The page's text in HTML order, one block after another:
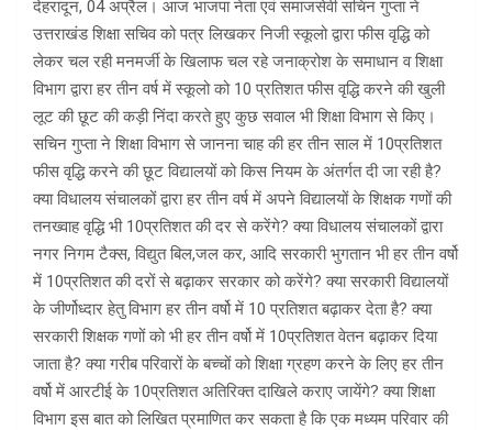
देहरादून, 04 अप्रैल। आज भाजपा नेता एवं समाजसेवी सचिन गुप्ता ने
उत्तराखंड शिक्षा सचिव को पत्र लिखकर निजी स्कूलो द्वारा फीस वृद्धि को
लेकर चल रही मनमर्जी के खिलाफ चल रहे जनाक्रोश के समाधान व शिक्षा
विभाग द्वारा हर तीन वर्ष में स्कूलो को 10 प्रतिशत फीस वृद्धि करने की खुली
लूट की छूट की कड़ी निंदा करते हुए कुछ सवाल भी शिक्षा विभाग से किए।
सचिन गुप्ता ने शिक्षा विभाग से जानना चाह की हर तीन साल में 10प्रतिशत
फीस वृद्धि करने की छूट विद्यालयों को किस नियम के अंतर्गत दी जा रही है?
क्या विधालय संचालकों द्वारा हर तीन वर्ष में अपने विद्यालयों के शिक्षक गणों की
तनख्वाह वृद्धि भी 10प्रतिशत की दर से करेंगे? क्या विधालय संचालकों द्वारा
नगर निगम टैक्स, विद्युत बिल,जल कर, आदि सरकारी भुगतान भी हर तीन वर्षो
में 10प्रतिशत की दरों से बढ़ाकर सरकार को करेंगे? क्या सरकारी विद्यालयों
के जीर्णोध्दार हेतु विभाग हर तीन वर्षो में 10 प्रतिशत बढ़ाकर देता है? क्या
सरकारी शिक्षक गणों को भी हर तीन वर्षो में 10प्रतिशत वेतन बढ़ाकर दिया
जाता है? क्या गरीब परिवारों के बच्चों को शिक्षा ग्रहण करने के लिए हर तीन
वर्षो में आरटीई के 10प्रतिशत अतिरिक्त दाखिले कराए जायेंगे? क्या शिक्षा
विभाग इस बात को लिखित प्रमाणित कर सकता है कि एक मध्यम परिवार की